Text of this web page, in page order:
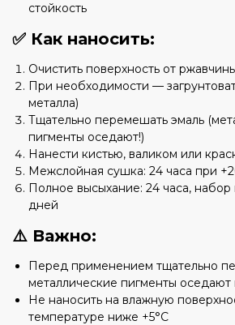
стойкость
✅ Как наносить:
Очистить поверхность от
При необходимости —
металла)
Тщательно перемешать эмаль
пигменты оседают!)
Нанести кистью, валиком или
Межслойная сушка: 24 часа при
Полное высыхание: 24 часа,
дней
⚠️ Важно:
Перед применением тщательно
металлические пигменты оседают
Не наносить на влажную
температуре ниже +5°C